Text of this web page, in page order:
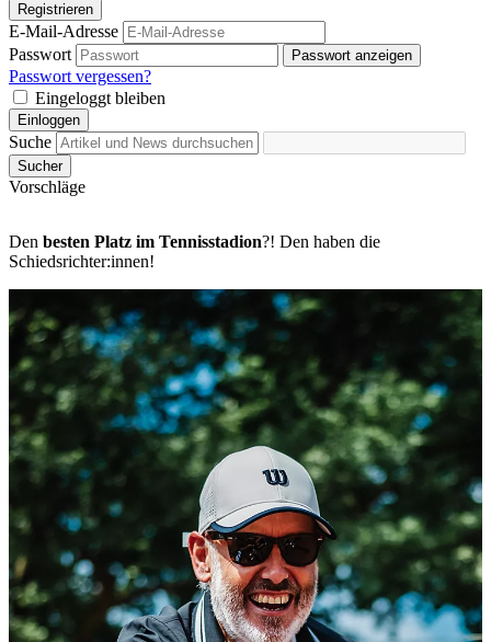
Registrieren
E-Mail-Adresse
Passwort
Passwort anzeigen
Passwort vergessen?
Eingeloggt bleiben
Einloggen
Suche
Sucher
Vorschläge
Den besten Platz im Tennisstadion?! Den haben die
Schiedsrichter:innen!